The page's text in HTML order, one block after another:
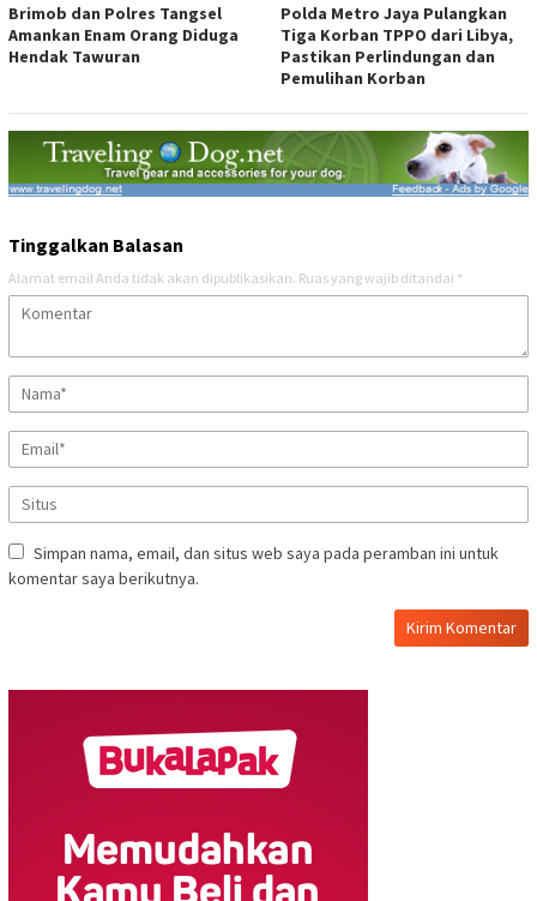
Brimob dan Polres Tangsel
Amankan Enam Orang Diduga
Hendak Tawuran
Polda Metro Jaya Pulangkan
Tiga Korban TPPO dari Libya,
Pastikan Perlindungan dan
Pemulihan Korban
Tinggalkan Balasan
Alamat email Anda tidak akan dipublikasikan. Ruas yang wajib ditandai *
Simpan nama, email, dan situs web saya pada peramban ini untuk
komentar saya berikutnya.